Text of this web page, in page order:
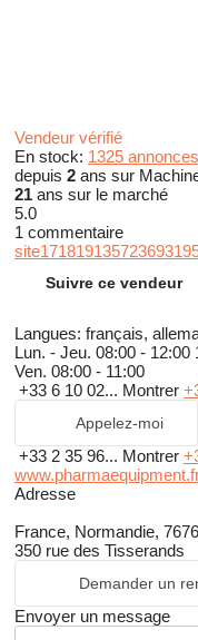
Vendeur vérifié
En stock: 1325 annonces
depuis 2 ans sur
21 ans sur le marché
5.0
1 commentaire
Suivre ce vendeur
Langues: français,
Lun. - Jeu. 08:00 - 12:00
Ven. 08:00 - 11:00
+33 6 10 02... Montrer
Appelez-moi
+33 2 35 96... Montrer
Adresse
France, Normandie,
350 rue des Tisserands
Demander un
Envoyer un message